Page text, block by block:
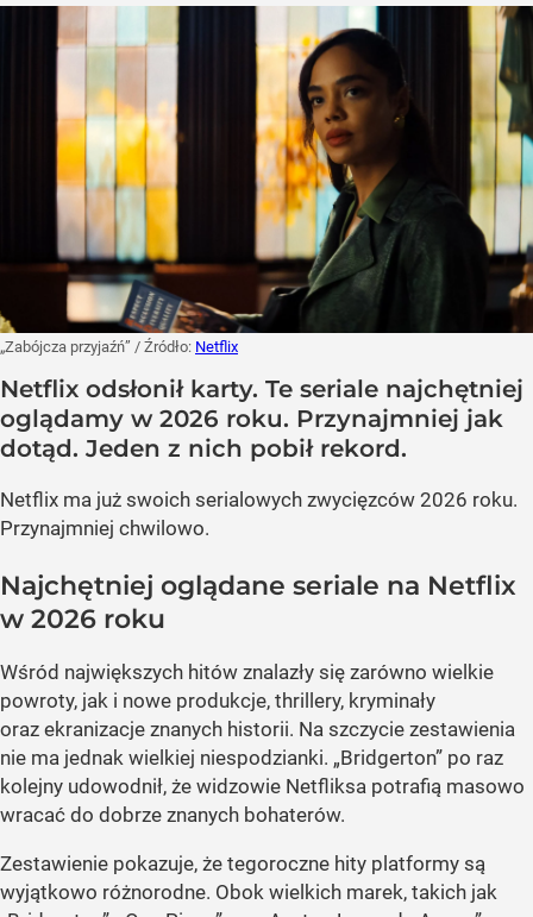
„Zabójcza przyjaźń” / Źródło: Netflix
Netflix odsłonił karty. Te seriale najchętniej
oglądamy w 2026 roku. Przynajmniej jak
dotąd. Jeden z nich pobił rekord.
Netflix ma już swoich serialowych zwycięzców 2026 roku.
Przynajmniej chwilowo.
Najchętniej oglądane seriale na Netflix
w 2026 roku
Wśród największych hitów znalazły się zarówno wielkie
powroty, jak i nowe produkcje, thrillery, kryminały
oraz ekranizacje znanych historii. Na szczycie zestawienia
nie ma jednak wielkiej niespodzianki. „Bridgerton” po raz
kolejny udowodnił, że widzowie Netfliksa potrafią masowo
wracać do dobrze znanych bohaterów.
Zestawienie pokazuje, że tegoroczne hity platformy są
wyjątkowo różnorodne. Obok wielkich marek, takich jak